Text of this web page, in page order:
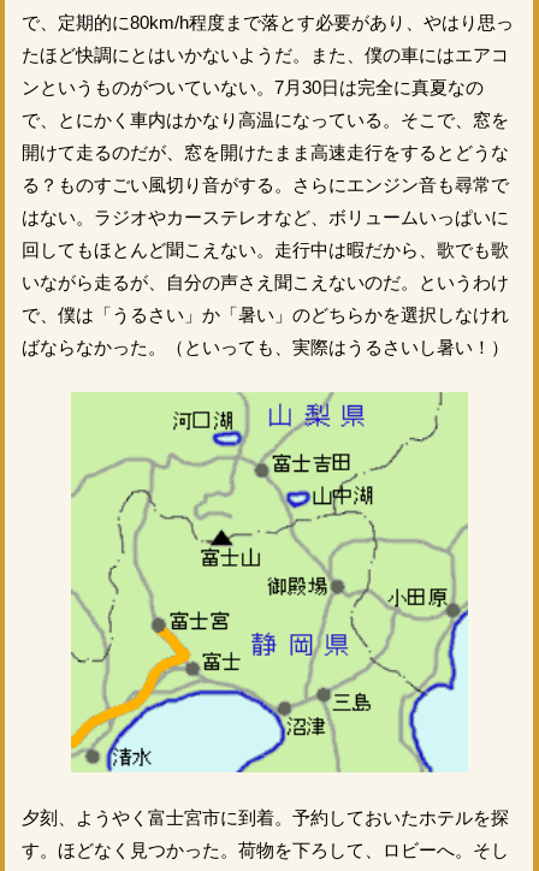
で、定期的に80km/h程度まで落とす必要があり、やはり思っ
たほど快調にとはいかないようだ。また、僕の車にはエアコ
ンというものがついていない。7月30日は完全に真夏なの
で、とにかく車内はかなり高温になっている。そこで、窓を
開けて走るのだが、窓を開けたまま高速走行をするとどうな
る？ものすごい風切り音がする。さらにエンジン音も尋常で
はない。ラジオやカーステレオなど、ボリュームいっぱいに
回してもほとんど聞こえない。走行中は暇だから、歌でも歌
いながら走るが、自分の声さえ聞こえないのだ。というわけ
で、僕は「うるさい」か「暑い」のどちらかを選択しなけれ
ばならなかった。（といっても、実際はうるさいし暑い！）
夕刻、ようやく富士宮市に到着。予約しておいたホテルを探
す。ほどなく見つかった。荷物を下ろして、ロビーへ。そし